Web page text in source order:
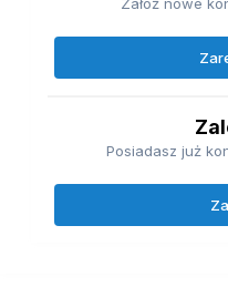
Załóż nowe
Posiadasz już